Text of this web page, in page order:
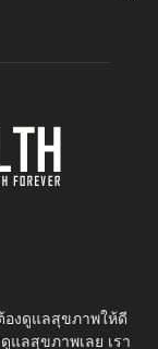
งดูแลสุขภาพให้ดี
แลสุขภาพเลย เรา